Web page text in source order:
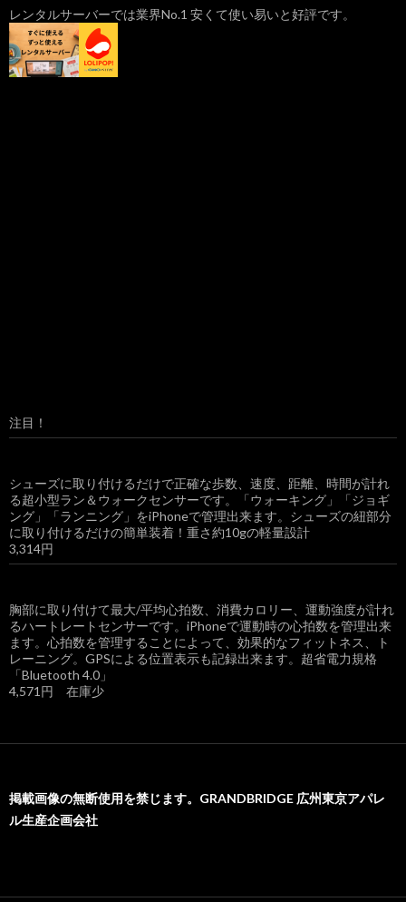
レンタルサーバーでは業界No.1 安くて使い易いと好評です。
注目！
シューズに取り付けるだけで正確な歩数、速度、距離、時間が計れ
る超小型ラン＆ウォークセンサーです。「ウォーキング」「ジョギ
ング」「ランニング」をiPhoneで管理出来ます。シューズの紐部分
に取り付けるだけの簡単装着！重さ約10gの軽量設計
3,314円
胸部に取り付けて最大/平均心拍数、消費カロリー、運動強度が計れ
るハートレートセンサーです。iPhoneで運動時の心拍数を管理出来
ます。心拍数を管理することによって、効果的なフィットネス、ト
レーニング。GPSによる位置表示も記録出来ます。超省電力規格
「Bluetooth 4.0」
4,571円 在庫少
掲載画像の無断使用を禁じます。GRANDBRIDGE 広州東京アパレ
ル生産企画会社